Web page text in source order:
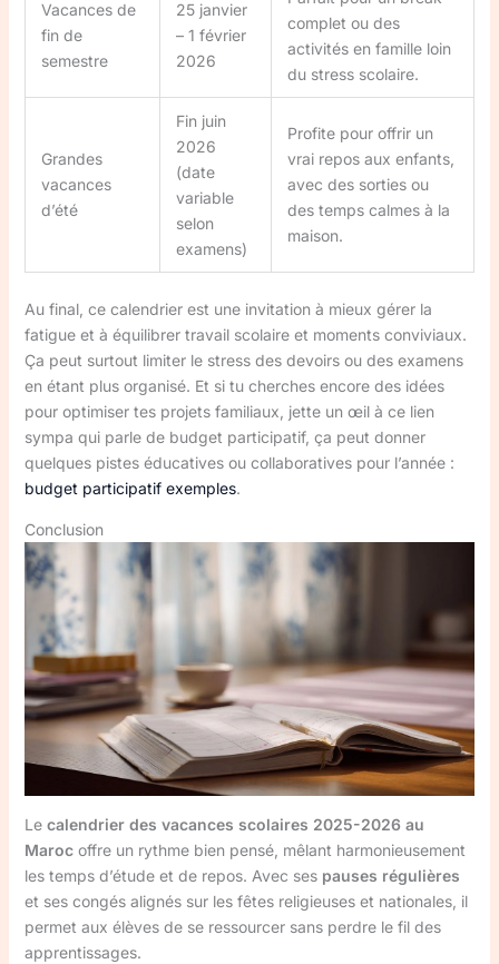
Vacances de
fin de
semestre
25 janvier
– 1 février
2026
complet ou des
activités en famille loin
du stress scolaire.
Grandes
vacances
d’été
Fin juin
2026
(date
variable
selon
examens)
Profite pour offrir un
vrai repos aux enfants,
avec des sorties ou
des temps calmes à la
maison.
Au final, ce calendrier est une invitation à mieux gérer la
fatigue et à équilibrer travail scolaire et moments conviviaux.
Ça peut surtout limiter le stress des devoirs ou des examens
en étant plus organisé. Et si tu cherches encore des idées
pour optimiser tes projets familiaux, jette un œil à ce lien
sympa qui parle de budget participatif, ça peut donner
quelques pistes éducatives ou collaboratives pour l’année :
budget participatif exemples.
Conclusion
Le calendrier des vacances scolaires 2025-2026 au
Marocoffre un rythme bien pensé, mêlant harmonieusement
les temps d’étude et de repos. Avec ses pauses régulières
et ses congés alignés sur les fêtes religieuses et nationales, il
permet aux élèves de se ressourcer sans perdre le fil des
apprentissages.